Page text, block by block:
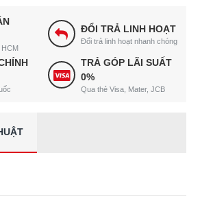
HCM
ĐỔI TRẢ LINH HOẠT
Đổi trả linh hoạt nhanh chóng
TRẢ GÓP LÃI SUẤT
0%
Qua thẻ Visa, Mater, JCB